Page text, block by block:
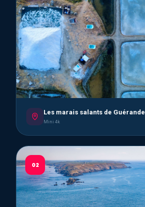
Les marais salants de Guérande
Mini 4k
02